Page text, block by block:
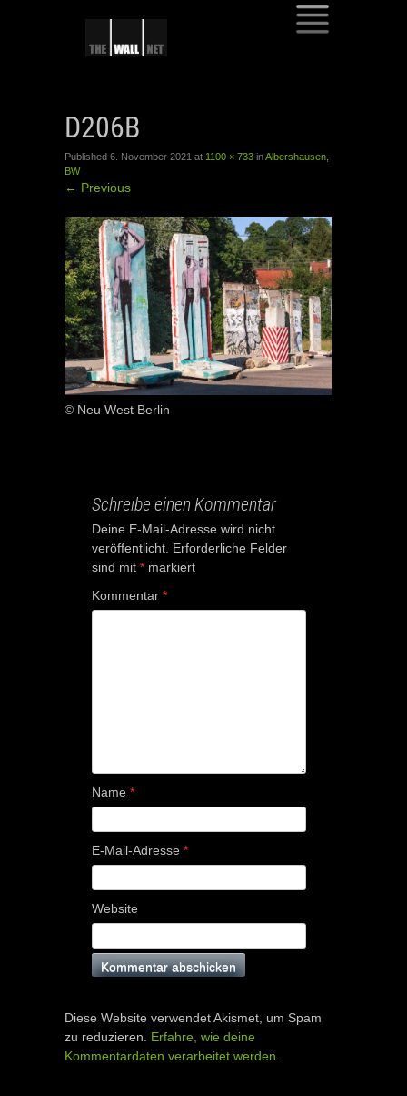
TO
CONTENT
D206B
Published 6. November 2021 at 1100 × 733 inAlbershausen,
BW
← Previous
© Neu West Berlin
Schreibe einen Kommentar
Deine E-Mail-Adresse wird nicht
veröffentlicht. Erforderliche Felder
sind mit * markiert
Kommentar *
Name *
E-Mail-Adresse *
Website
Diese Website verwendet Akismet, um Spam
zu reduzieren. Erfahre, wie deine
Kommentardaten verarbeitet werden.